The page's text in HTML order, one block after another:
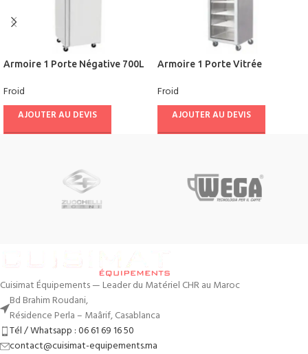
Armoire 1 Porte Négative 700L
Froid
AJOUTER AU DEVIS
Armoire 1 Porte Vitrée
CUISIFRIOT
Froid
AJOUTER AU DEVIS
Cuisimat Équipements — Leader du Matériel CHR au Maroc
Bd Brahim Roudani,
Résidence Perla – Maârif, Casablanca
Tél / Whatsapp : 06 61 69 16 50
contact@cuisimat-equipements.ma